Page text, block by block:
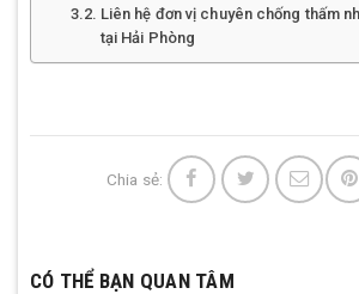
Liên hệ đơn vị chuyên chống thấm
tại Hải Phòng
Chia sẻ:
CÓ THỂ BẠN QUAN TÂM